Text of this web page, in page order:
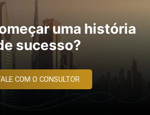
uma história
sucesso?
COM O CONSULTOR